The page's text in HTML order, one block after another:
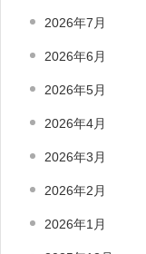
2026年7月
2026年6月
2026年5月
2026年4月
2026年3月
2026年2月
2026年1月